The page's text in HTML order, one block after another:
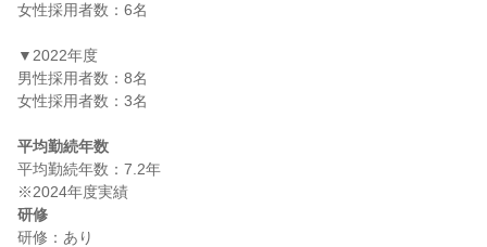
女性採用者数：6名
▼2022年度
男性採用者数：8名
女性採用者数：3名
平均勤続年数
平均勤続年数：7.2年
研修
研修：あり